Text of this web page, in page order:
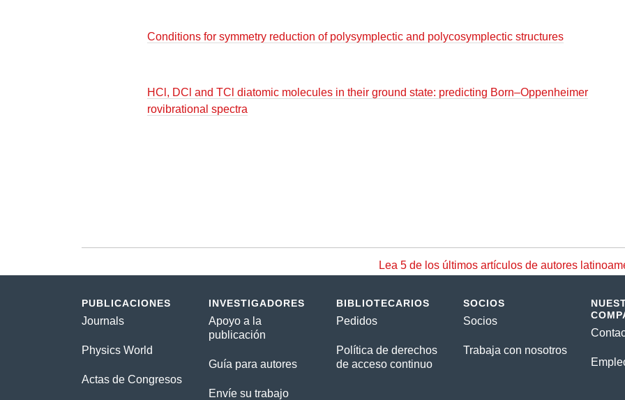
Conditions for symmetry reduction of polysymplectic and polycosymplectic structures
HCl, DCl and TCl diatomic molecules in their ground state: predicting Born–Oppenheimer
rovibrational spectra
Lea 5 de los últimos artículos de autores
PUBLICACIONES
Journals
Physics World
Actas de Congresos
INVESTIGADORES
Apoyo a la
publicación
Guía para autores
Envíe su trabajo
BIBLIOTECARIOS
Pedidos
Política de derechos
de acceso continuo
SOCIOS
Socios
Trabaja con nosotros